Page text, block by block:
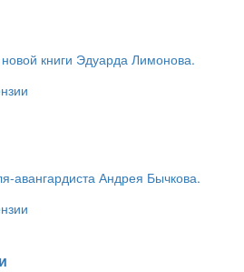
книги Эдуарда Лимонова.
авангардиста Андрея Бычкова.